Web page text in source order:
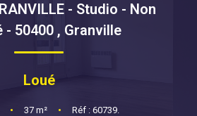
LOUER
- Studio - Non
- 50400 , Granville
Loué
• 37 m² • Réf : 60739.